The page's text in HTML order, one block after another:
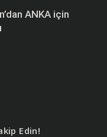
ANKA için
Edin!